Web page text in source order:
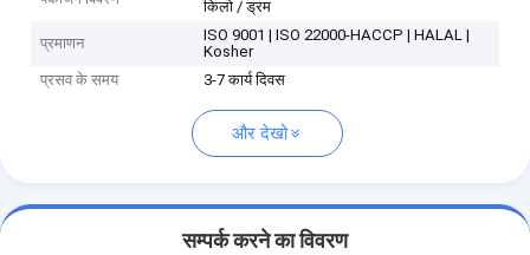
किलो / ड्रम
प्रमाणन
ISO 9001 | ISO 22000-HACCP | HALAL |
Kosher
प्रसव के समय
3-7 कार्य दिवस
और देखो
सम्पर्क करने का विवरण